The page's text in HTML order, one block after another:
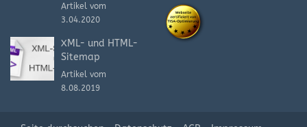
Artikel vom
3.04.2020
XML- und HTML-
Sitemap
Artikel vom
8.08.2019